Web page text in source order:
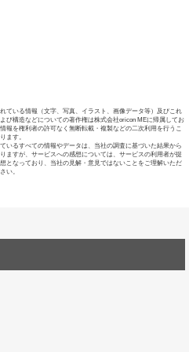
ている情報（文字、写真、イラスト、画像データ等）及びこれ
び構造などについての著作権は株式会社oricon MEに帰属してお
報を権利者の許可なく無断転載・複製などの二次利用を行うこ
ます。
いるすべての情報やデータは、当社の調査に基づいた結果から
ますが、サービスへの感想については、サービスの利用者が提
となっており、当社の見解・意見ではないことをご理解いただ
い。